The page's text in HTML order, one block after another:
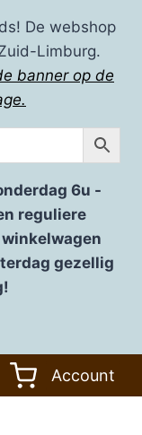
De webshop
Limburg.
banner op de
6u -
reguliere
gezellig
Account